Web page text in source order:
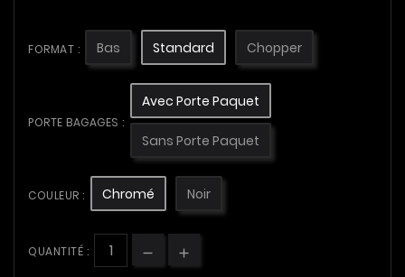
FORMAT : Bas Standard Chopper
PORTE BAGAGES :
Avec Porte Paquet
Sans Porte Paquet
COULEUR : Chromé Noir
QUANTITÉ :